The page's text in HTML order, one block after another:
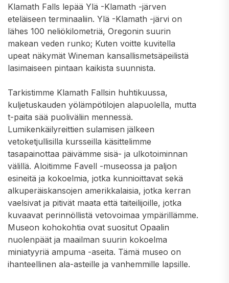
Klamath Falls lepää Ylä -Klamath -järven
eteläiseen terminaaliin. Ylä -Klamath -järvi on
lähes 100 neliökilometriä, Oregonin suurin
makean veden runko; Kuten voitte kuvitella
upeat näkymät Wineman kansallismetsäpeilistä
lasimaiseen pintaan kaikista suunnista.
Tarkistimme Klamath Fallsin huhtikuussa,
kuljetuskauden yölämpötilojen alapuolella, mutta
t-paita sää puoliväliin mennessä.
Lumikenkäilyreittien sulamisen jälkeen
vetoketjullisilla kursseilla käsittelimme
tasapainottaa päivämme sisä- ja ulkotoiminnan
välillä. Aloitimme Favell -museossa ja paljon
esineitä ja kokoelmia, jotka kunnioittavat sekä
alkuperäiskansojen amerikkalaisia, jotka kerran
vaelsivat ja pitivät maata että taiteilijoille, jotka
kuvaavat perinnöllistä vetovoimaa ympärillämme.
Museon kohokohtia ovat suositut Opaalin
nuolenpäät ja maailman suurin kokoelma
miniatyyriä ampuma -aseita. Tämä museo on
ihanteellinen ala-asteille ja vanhemmille lapsille.